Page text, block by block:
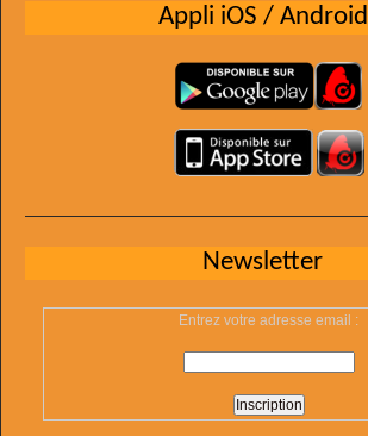
Appli iOS / Android
Newsletter
Entrez votre adresse email :